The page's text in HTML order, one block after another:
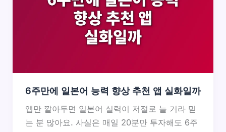
6주만에 일본어 능력 향상 추천 앱 실화일까
앱만 깔아두면 일본어 실력이 저절로 늘 거라 믿
는 분 많아요. 사실은 매일 20분만 투자해도 6주